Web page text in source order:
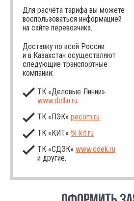
Для расчёта тарифа вы можете
воспользоваться информацией
на сайте перевозчика.
Доставку по всей России
и в Казахстан осуществляют
следующие транспортные
компании:
ТК «Деловые Линии»
www.dellin.ru
ТК «ПЭК» pecom.ru
ТК «КИТ» tk-kit.ru
ТК «СДЭК» www.cdek.ru
и другие.